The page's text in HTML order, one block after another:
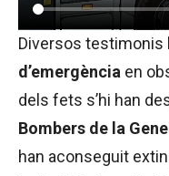
Diversos testimonis
d’emergència en
dels fets s’hi han
Bombers de la
han aconseguit